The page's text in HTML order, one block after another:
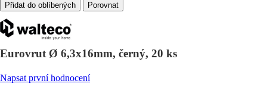
Porovnat
Eurovrut Ø 6,3x16mm, černý, 20 ks
Napsat první hodnocení